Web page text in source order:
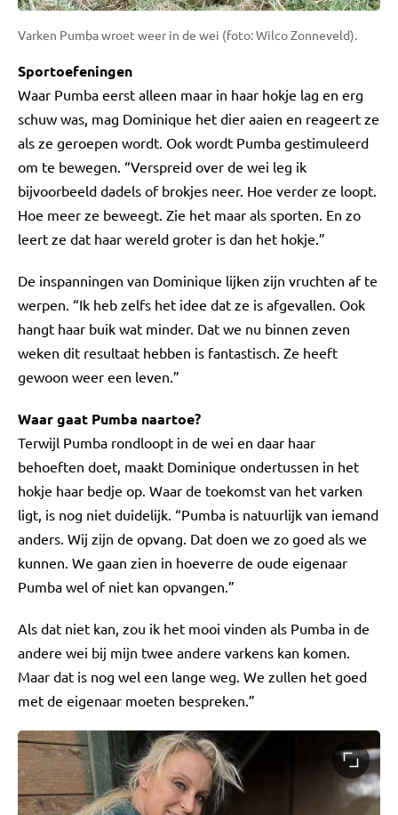
Varken Pumba wroet weer in de wei (foto: Wilco Zonneveld).
Sportoefeningen
Waar Pumba eerst alleen maar in haar hokje lag en erg
schuw was, mag Dominique het dier aaien en reageert ze
als ze geroepen wordt. Ook wordt Pumba gestimuleerd
om te bewegen. “Verspreid over de wei leg ik
bijvoorbeeld dadels of brokjes neer. Hoe verder ze loopt.
Hoe meer ze beweegt. Zie het maar als sporten. En zo
leert ze dat haar wereld groter is dan het hokje.”
De inspanningen van Dominique lijken zijn vruchten af te
werpen. “Ik heb zelfs het idee dat ze is afgevallen. Ook
hangt haar buik wat minder. Dat we nu binnen zeven
weken dit resultaat hebben is fantastisch. Ze heeft
gewoon weer een leven.”
Waar gaat Pumba naartoe?
Terwijl Pumba rondloopt in de wei en daar haar
behoeften doet, maakt Dominique ondertussen in het
hokje haar bedje op. Waar de toekomst van het varken
ligt, is nog niet duidelijk. “Pumba is natuurlijk van iemand
anders. Wij zijn de opvang. Dat doen we zo goed als we
kunnen. We gaan zien in hoeverre de oude eigenaar
Pumba wel of niet kan opvangen.”
Als dat niet kan, zou ik het mooi vinden als Pumba in de
andere wei bij mijn twee andere varkens kan komen.
Maar dat is nog wel een lange weg. We zullen het goed
met de eigenaar moeten bespreken.”